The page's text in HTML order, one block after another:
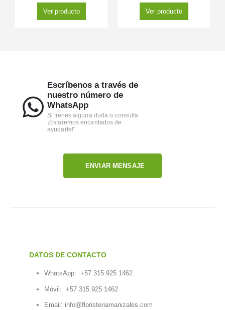
Ver producto Ver producto
Escríbenos a través de
nuestro número de
WhatsApp
Si tienes alguna duda o consulta.
¡Estaremos encantados de
ayudarte!"
ENVIAR MENSAJE
DATOS DE CONTACTO
WhatsApp: +57 315 925 1462
Móvil: +57 315 925 1462
Email: info@floristeriamanizales.com